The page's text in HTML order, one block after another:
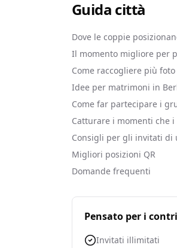
Guida città
Dove le coppie
Il momento migliore per
Come raccogliere più
Idee per matrimoni in
Come far partecipare i
Catturare i momenti che
Consigli per gli invitati di
Migliori posizioni QR
Domande frequenti
Pensato per i
Invitati illimitati